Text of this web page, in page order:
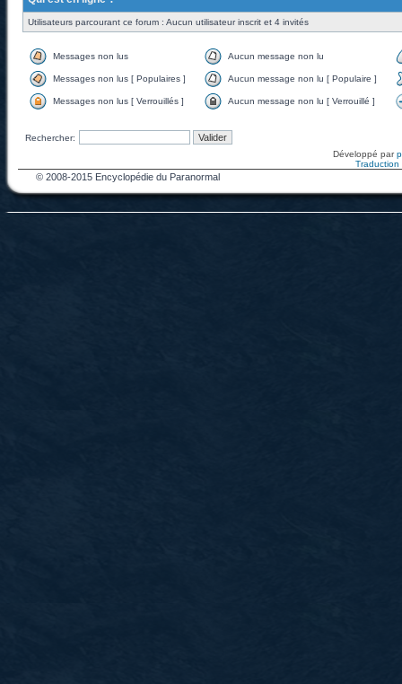
Utilisateurs parcourant ce forum : Aucun utilisateur inscrit et 4 invités
Messages non lus Aucun message non lu
Messages non lus [ Populaires ] Aucun message non lu [ Populaire ]
Messages non lus [ Verrouillés ] Aucun message non lu [ Verrouillé ]
Rechercher:
Développé par
Traduction
© 2008-2015 Encyclopédie du Paranormal